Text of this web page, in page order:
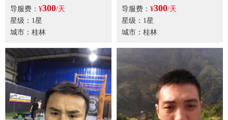
导服费： ¥300/天
星级：1星
城市：桂林
导服费： ¥300/天
星级：1星
城市：桂林